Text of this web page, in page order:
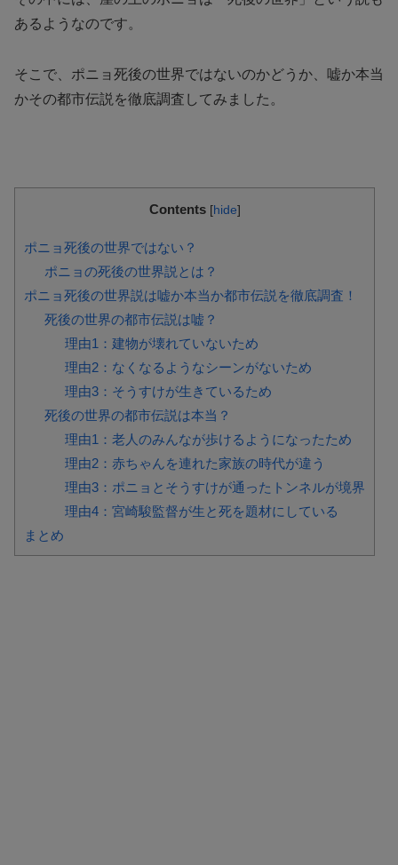
あるようなのです。
そこで、ポニョ死後の世界ではないのかどうか、嘘か本当
かその都市伝説を徹底調査してみました。
Contents [hide]
ポニョ死後の世界ではない？
ポニョの死後の世界説とは？
ポニョ死後の世界説は嘘か本当か都市伝説を徹底調査！
死後の世界の都市伝説は嘘？
理由1：建物が壊れていないため
理由2：なくなるようなシーンがないため
理由3：そうすけが生きているため
死後の世界の都市伝説は本当？
理由1：老人のみんなが歩けるようになったため
理由2：赤ちゃんを連れた家族の時代が違う
理由3：ポニョとそうすけが通ったトンネルが境界
理由4：宮崎駿監督が生と死を題材にしている
まとめ